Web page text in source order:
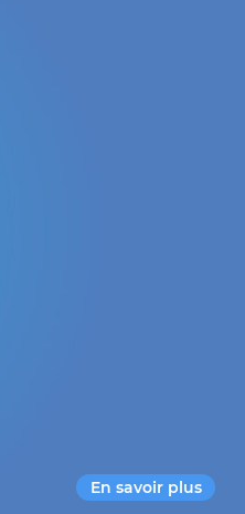
En savoir plus